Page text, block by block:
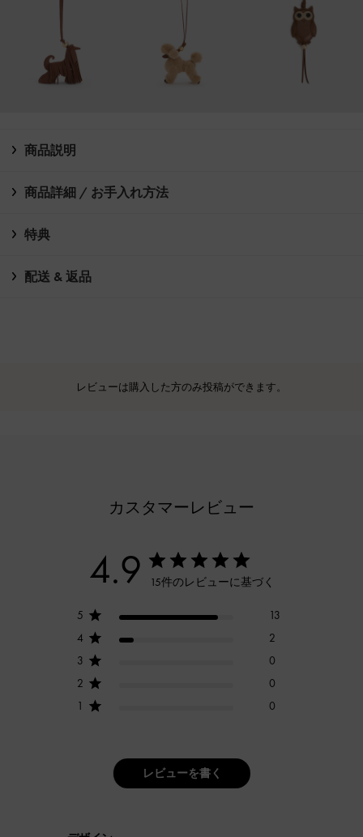
商品説明
商品詳細 / お手入れ方法
特典
配送 & 返品
レビューは購入した方のみ投稿ができます。
カスタマーレビュー
4.9 15件のレビューに基づく
5
13
4
2
3
0
2
0
1
0
レビューを書く